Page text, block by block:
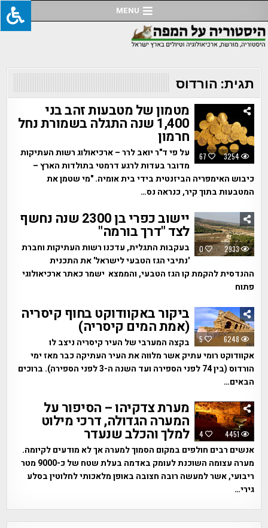
to
content
MENU
תגית: הורדוס
67 3254
מטמון של מטבעות זהב בני
1,400 שנה התגלה בשמורת נחל
חרמון
על פי ד"ר יואב לרר – ארכיאולוג רשות העתיקות
מדובר בעדות לרגע דרמטי בתולדות הארץ –
כיבוש האימפריה הביזנטית בידי בית אומיה. "מי שטמן את
המטבעות בתוך קיר, כנראה נס…
0 2933
יישוב כפרי בן 2300 שנה נחשף
לצד "דרך בורמה"
בעקבות התגלית, עדכנו רשות העתיקות וחברת
'נתיבי הגז הטבעי לישראל' את התכנית
ההנדסית להקמת קו הגז הטבעי, והממצא ישמר כאתר ארכיאולוגי
פתוח
5 6248
ביקור באקוודוקט בחוף קיסריה
(אמת המים קיסריה)
בקצה המערבי של העיר קיסריה ניצב לו
אקוודוקט רומי עתיק אשר מלווה את העיר העתיקה כבר מאז ימי
הורדוס (בין 74 לפני הספירה ועד השנה ה-3 לפני הספירה). ברוכים
הבאים…
4 4451
מערת צדקיהו – הסיפור על
המערה הגדולה, דרכי מילוט
למלך והכלב שנעדר
אנשים רבים חולפים במקום הסמוך למערה אך לא מודעים לקיומה.
מערה עצומה השוכנת לעומק באדמה בעלת שטח של כ-9000 מטר
ריבועי, אשר למעשה רובה חצובה באופן מלאכותי לחלוטין בסלע
גירי…